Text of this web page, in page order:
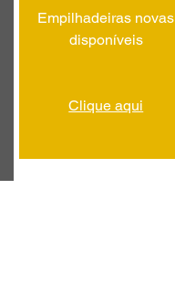
Empilhadeiras novas
disponíveis
Clique aqui